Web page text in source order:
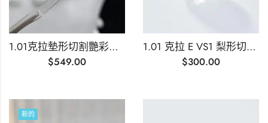
1.01克拉墊形切割艷彩濃粉紅實驗室培育鑽石
$549.00
1.01 克拉 E VS1 梨形切割實驗室培育鑽石
$300.00
新的